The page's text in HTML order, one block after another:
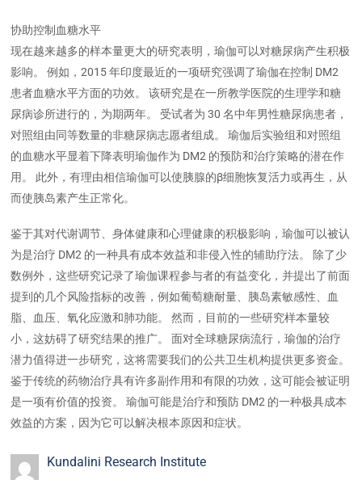
协助控制血糖水平
现在越来越多的样本量更大的研究表明，瑜伽可以对糖尿病产生积极
影响。 例如，2015 年印度最近的一项研究强调了瑜伽在控制 DM2
患者血糖水平方面的功效。 该研究是在一所教学医院的生理学和糖
尿病诊所进行的，为期两年。 受试者为 30 名中年男性糖尿病患者，
对照组由同等数量的非糖尿病志愿者组成。 瑜伽后实验组和对照组
的血糖水平显着下降表明瑜伽作为 DM2 的预防和治疗策略的潜在作
用。 此外，有理由相信瑜伽可以使胰腺的β细胞恢复活力或再生，从
而使胰岛素产生正常化。
鉴于其对代谢调节、身体健康和心理健康的积极影响，瑜伽可以被认
为是治疗 DM2 的一种具有成本效益和非侵入性的辅助疗法。 除了少
数例外，这些研究记录了瑜伽课程参与者的有益变化，并提出了前面
提到的几个风险指标的改善，例如葡萄糖耐量、胰岛素敏感性、血
脂、血压、氧化应激和肺功能。 然而，目前的一些研究样本量较
小，这妨碍了研究结果的推广。 面对全球糖尿病流行，瑜伽的治疗
潜力值得进一步研究，这将需要我们的公共卫生机构提供更多资金。
鉴于传统的药物治疗具有许多副作用和有限的功效，这可能会被证明
是一项有价值的投资。 瑜伽可能是治疗和预防 DM2 的一种极具成本
效益的方案，因为它可以解决根本原因和症状。
Kundalini Research Institute